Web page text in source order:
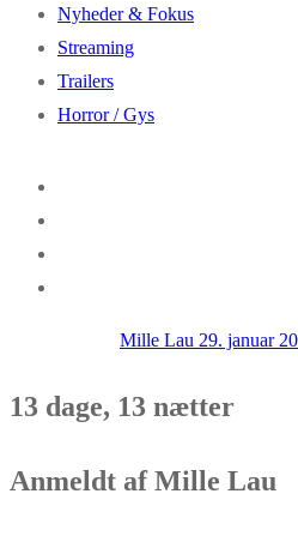
Nyheder & Fokus
Streaming
Trailers
Horror / Gys
Mille Lau 29. januar
13 dage, 13 nætter
Anmeldt af Mille Lau